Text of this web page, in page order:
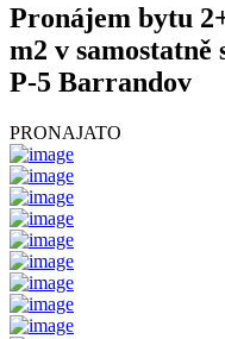
Pronájem bytu
m2 v
P-5 Barrandov
PRONAJATO